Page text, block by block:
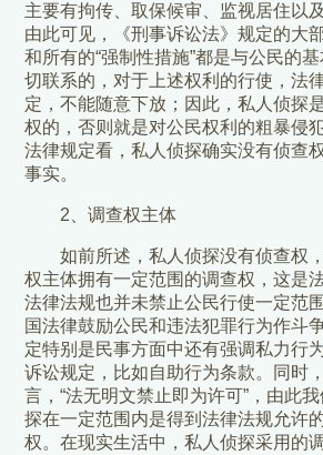
主要有拘传、取保候审、监视居住以
由此可见，《刑事诉讼法》规定的大
和所有的“强制性措施”都是与公民的
切联系的，对于上述权利的行使，法
定，不能随意下放；因此，私人侦探
权的，否则就是对公民权利的粗暴侵
法律规定看，私人侦探确实没有侦查
事实。
2、调查权主体
如前所述，私人侦探没有侦查权
权主体拥有一定范围的调查权，这是
法律法规也并未禁止公民行使一定范
国法律鼓励公民和违法犯罪行为作斗
定特别是民事方面中还有强调私力行
诉讼规定，比如自助行为条款。同时
言，“法无明文禁止即为许可”，由此
探在一定范围内是得到法律法规允许
权。在现实生活中，私人侦探采用的